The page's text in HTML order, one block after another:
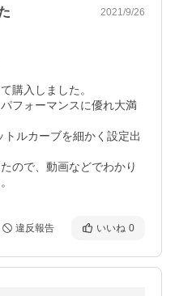
2021/9/26
購入しました。
フォーマンスに優れ大満
ルカーブを細かく設定出
ので、動画などでわかり
違反報告 いいね 0